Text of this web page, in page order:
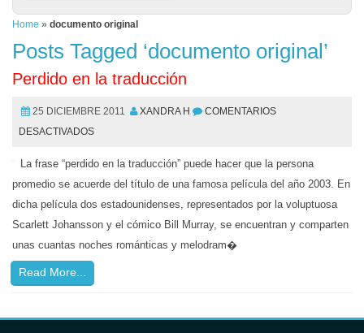
Home » documento original
Posts Tagged ‘documento original’
Perdido en la traducción
25 DICIEMBRE 2011 XANDRA H
COMENTARIOS
DESACTIVADOS
La frase “perdido en la traducción” puede hacer que la persona
promedio se acuerde del título de una famosa película del año 2003. En
dicha película dos estadounidenses, representados por la voluptuosa
Scarlett Johansson y el cómico Bill Murray, se encuentran y comparten
unas cuantas noches románticas y melodram�
Read More...